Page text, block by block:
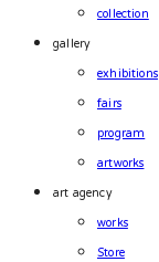
collection
gallery
exhibitions
fairs
program
artworks
art agency
works
Store